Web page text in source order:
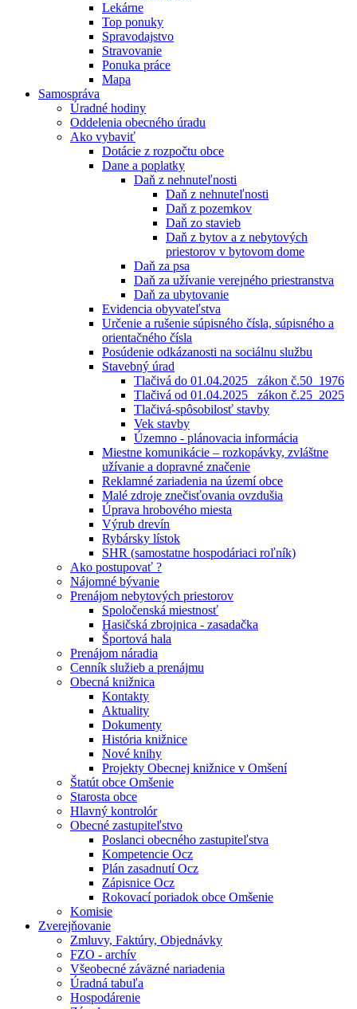
Lekárne
Top ponuky
Spravodajstvo
Stravovanie
Ponuka práce
Mapa
Samospráva
Úradné hodiny
Oddelenia obecného úradu
Ako vybaviť
Dotácie z rozpočtu obce
Dane a poplatky
Daň z nehnuteľnosti
Daň z nehnuteľnosti
Daň z pozemkov
Daň zo stavieb
Daň z bytov a z nebytových
priestorov v bytovom dome
Daň za psa
Daň za užívanie verejného priestranstva
Daň za ubytovanie
Evidencia obyvateľstva
Určenie a rušenie súpisného čísla, súpisného a
orientačného čísla
Posúdenie odkázanosti na sociálnu službu
Stavebný úrad
Tlačivá do 01.04.2025_ zákon č.50_1976
Tlačivá od 01.04.2025_ zákon č.25_2025
Tlačivá-spôsobilosť stavby
Vek stavby
Územno - plánovacia informácia
Miestne komunikácie – rozkopávky, zvláštne
užívanie a dopravné značenie
Reklamné zariadenia na území obce
Malé zdroje znečisťovania ovzdušia
Úprava hrobového miesta
Výrub drevín
Rybársky lístok
SHR (samostatne hospodáriaci roľník)
Ako postupovať ?
Nájomné bývanie
Prenájom nebytových priestorov
Spoločenská miestnosť
Hasičská zbrojnica - zasadačka
Športová hala
Prenájom náradia
Cenník služieb a prenájmu
Obecná knižnica
Kontakty
Aktuality
Dokumenty
História knižnice
Nové knihy
Projekty Obecnej knižnice v Omšení
Štatút obce Omšenie
Starosta obce
Hlavný kontrolór
Obecné zastupiteľstvo
Poslanci obecného zastupiteľstva
Kompetencie Ocz
Plán zasadnutí Ocz
Zápisnice Ocz
Rokovací poriadok obce Omšenie
Komisie
Zverejňovanie
Zmluvy, Faktúry, Objednávky
FZO - archív
Všeobecné záväzné nariadenia
Úradná tabuľa
Hospodárenie